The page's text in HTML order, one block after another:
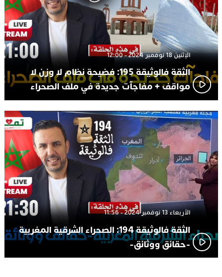
الإثنين 18 نوفمبر 2024 - 12:00
الثقة فالوثيقة 195: فضيحة نظام لا وزن لا
مواقف + مفاجآت جديدة في ملف الصحراء
الأربعاء 13 نوفمبر 2024 - 11:56
الثقة فالوثيقة 194: الصحراء الشرقية المغربية
-حقائق ووثائق-